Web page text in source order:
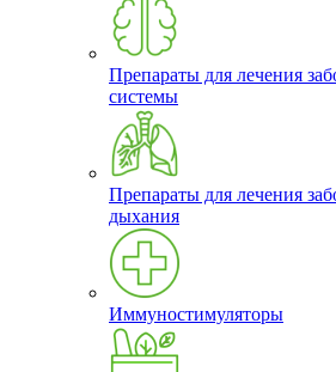
Препараты для лечения
системы
Препараты для лечения
дыхания
Иммуностимуляторы